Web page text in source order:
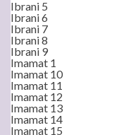
Ibrani 5
Ibrani 6
Ibrani 7
Ibrani 8
Ibrani 9
Imamat 1
Imamat 10
Imamat 11
Imamat 12
Imamat 13
Imamat 14
Imamat 15